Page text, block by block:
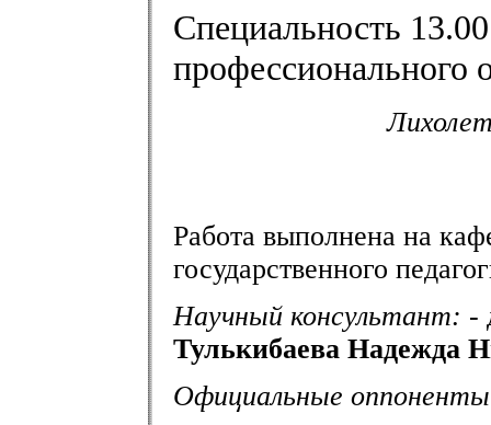
Специальность
профессионального
Работа выполнена на
государственного
Научный консультант: -
Тулькибаева Надежда
Официальные